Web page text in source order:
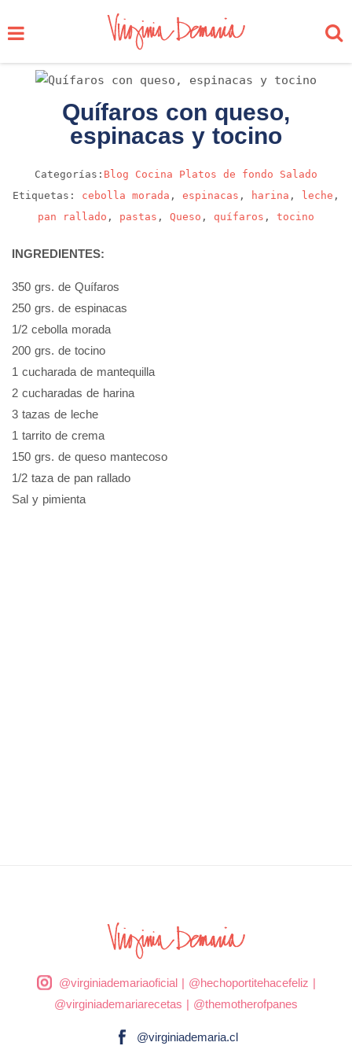
Quífaros con queso,
espinacas y tocino
Categorías: Blog Cocina Platos de fondo
Salado
Etiquetas: cebolla morada , espinacas , harina , leche ,
pan rallado , pastas , Queso , quífaros , tocino
INGREDIENTES:
350 grs. de Quífaros
250 grs. de espinacas
1/2 cebolla morada
200 grs. de tocino
1 cucharada de mantequilla
2 cucharadas de harina
3 tazas de leche
1 tarrito de crema
150 grs. de queso mantecoso
1/2 taza de pan rallado
Sal y pimienta
@virginiademariaoficial| @hechoportitehacefeliz |
@virginiademariarecetas | @themotherofpanes
@virginiademaria.cl